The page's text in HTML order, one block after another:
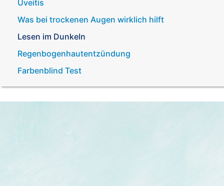
Uveitis
Was bei trockenen Augen wirklich hilft
Lesen im Dunkeln
Regenbogenhautentzündung
Farbenblind Test